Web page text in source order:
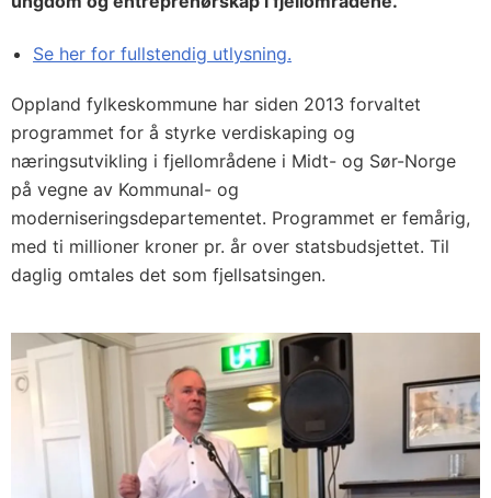
Se her for fullstendig utlysning.
Oppland fylkeskommune har siden 2013 forvaltet
programmet for å styrke verdiskaping og
næringsutvikling i fjellområdene i Midt- og Sør-Norge
på vegne av Kommunal- og
moderniseringsdepartementet. Programmet er femårig,
med ti millioner kroner pr. år over statsbudsjettet. Til
daglig omtales det som fjellsatsingen.